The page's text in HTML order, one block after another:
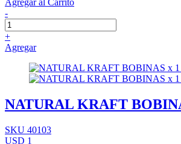
-
+
Agregar
NATURAL KRAFT
SKU 40103
USD 1